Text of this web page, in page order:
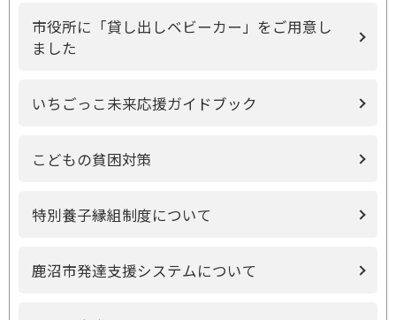
市役所に「貸し出しベビーカー」をご用意し
ました
いちごっこ未来応援ガイドブック
こどもの貧困対策
特別養子縁組制度について
鹿沼市発達支援システムについて